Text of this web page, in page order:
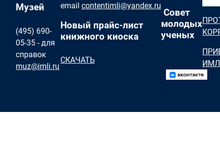
Музей
(495) 690-
05-35 - для
справок
muz@imli.ru
email contentimli@yandex.ru
Новый прайс-лист
книжного киоска
СКАЧАТЬ
Совет
молодых
ученых